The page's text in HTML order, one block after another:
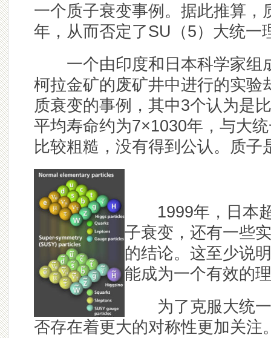
一个质子衰变事例。据此推算
年，从而否定了SU（5）大统一
一个由印度和日本科学家组
柯拉金矿的废矿井中进行的实
质衰变的事例，其中3个认为是
平均寿命约为7×1030年，与大
比较粗糙，没有得到公认。质
1999年，日本超
子衰变，还有一些
的结论。这至少说
能成为一个有效的
为了克服大统一
否存在着更大的对称性更加关